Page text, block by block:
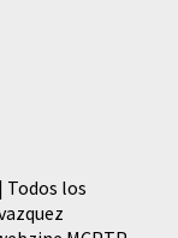
Todos los